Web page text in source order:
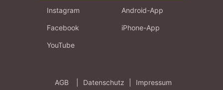
Instagram
Facebook
YouTube
Android-App
iPhone-App
AGB Datenschutz Impressum